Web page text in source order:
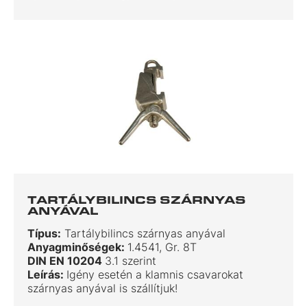
TARTÁLYBILINCS SZÁRNYAS
ANYÁVAL
Típus: Tartálybilincs szárnyas anyával
Anyagminőségek: 1.4541, Gr. 8T
DIN EN 10204 3.1 szerint
Leírás: Igény esetén a klamnis csavarokat
szárnyas anyával is szállítjuk!